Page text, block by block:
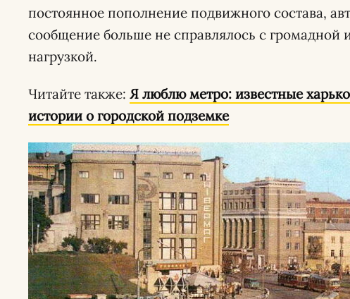
постоянное пополнение подвижного состава,
сообщение больше не справлялось с громадной
нагрузкой.
Читайте также: Я люблю метро: известные
истории о городской подземке